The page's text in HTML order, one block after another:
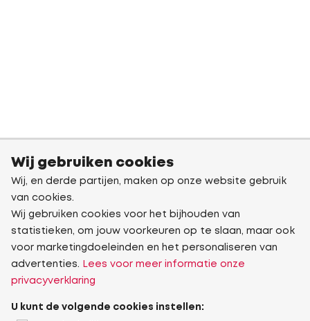
Wij gebruiken cookies
Wij, en derde partijen, maken op onze website gebruik
van cookies.
Wij gebruiken cookies voor het bijhouden van
statistieken, om jouw voorkeuren op te slaan, maar ook
voor marketingdoeleinden en het personaliseren van
advertenties.
Lees voor meer informatie onze
privacyverklaring
U kunt de volgende cookies instellen: